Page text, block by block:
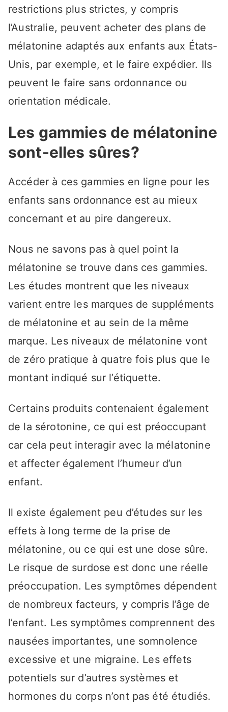
restrictions plus strictes, y compris
l’Australie, peuvent acheter des plans de
mélatonine adaptés aux enfants aux États-
Unis, par exemple, et le faire expédier. Ils
peuvent le faire sans ordonnance ou
orientation médicale.
Les gammies de mélatonine
sont-elles sûres?
Accéder à ces gammies en ligne pour les
enfants sans ordonnance est au mieux
concernant et au pire dangereux.
Nous ne savons pas à quel point la
mélatonine se trouve dans ces gammies.
Les études montrent que les niveaux
varient entre les marques de suppléments
de mélatonine et au sein de la même
marque. Les niveaux de mélatonine vont
de zéro pratique à quatre fois plus que le
montant indiqué sur l’étiquette.
Certains produits contenaient également
de la sérotonine, ce qui est préoccupant
car cela peut interagir avec la mélatonine
et affecter également l’humeur d’un
enfant.
Il existe également peu d’études sur les
effets à long terme de la prise de
mélatonine, ou ce qui est une dose sûre.
Le risque de surdose est donc une réelle
préoccupation. Les symptômes dépendent
de nombreux facteurs, y compris l’âge de
l’enfant. Les symptômes comprennent des
nausées importantes, une somnolence
excessive et une migraine. Les effets
potentiels sur d’autres systèmes et
hormones du corps n’ont pas été étudiés.